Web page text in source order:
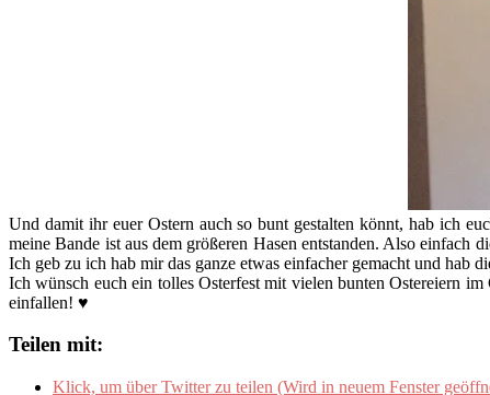
Und damit ihr euer Ostern auch so bunt gestalten könnt, hab ich
meine Bande ist aus dem größeren Hasen entstanden. Also einfach
Ich geb zu ich hab mir das ganze etwas einfacher gemacht und hab
Ich wünsch euch ein tolles Osterfest mit vielen bunten Ostereiern
einfallen! ♥
Teilen mit:
Klick, um über Twitter zu teilen (Wird in neuem Fenster